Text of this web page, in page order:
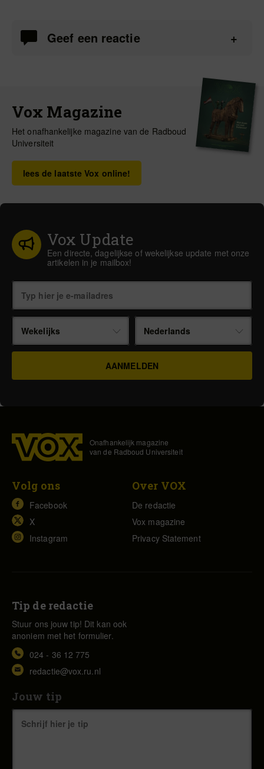
Geef een reactie
Vox Magazine
Het onafhankelijke magazine van de Radboud
Universiteit
lees de laatste Vox online!
Vox Update
Een directe, dagelijkse of wekelijkse update met onze
artikelen in je mailbox!
Wekelijks Nederlands
Onafhankelijk magazine
van de Radboud Universiteit
Volg ons
Facebook
X
Instagram
Over VOX
De redactie
Vox magazine
Privacy Statement
Tip de redactie
Stuur ons jouw tip! Dit kan ook
anoniem met het formulier.
024 - 36 12 775
redactie@vox.ru.nl
Jouw tip